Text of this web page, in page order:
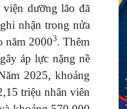
dưỡng lão đã
nhận trong nửa
năm 20003. Thêm
áp lực nặng nề
2025, khoảng
triệu nhân viên